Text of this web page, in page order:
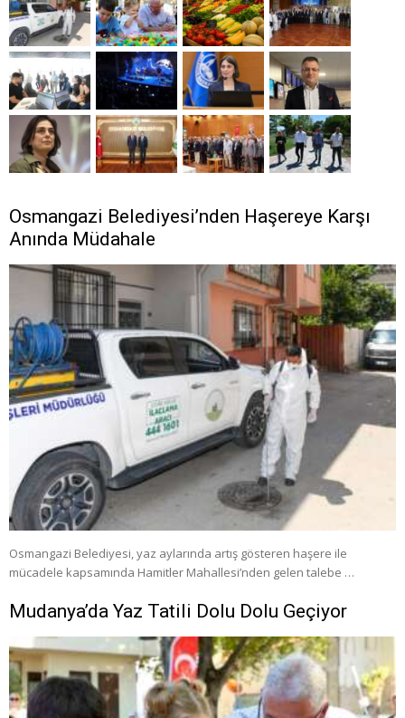
Osmangazi Belediyesi’nden Haşereye Karşı
Anında Müdahale
Osmangazi Belediyesi, yaz aylarında artış gösteren haşere ile
mücadele kapsamında Hamitler Mahallesi’nden gelen talebe …
Mudanya’da Yaz Tatili Dolu Dolu Geçiyor